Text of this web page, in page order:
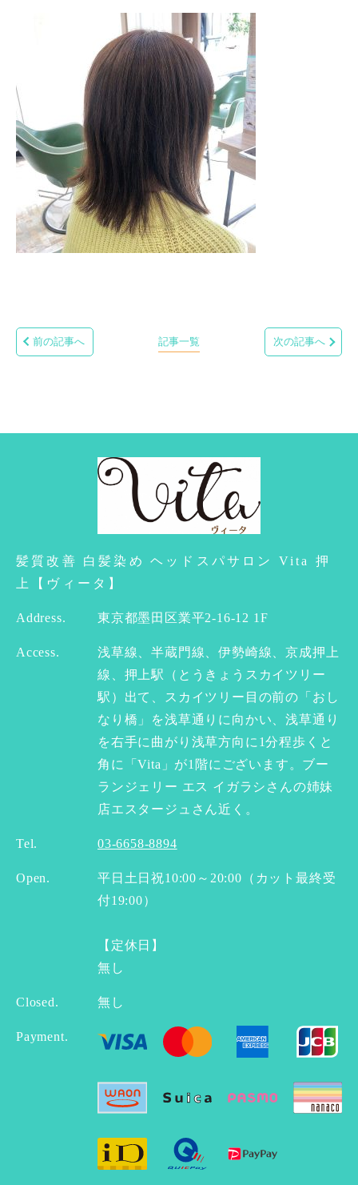
前の記事へ 記事一覧 次の記事へ
髪質改善 白髪染め ヘッドスパサロン Vita 押
上【ヴィータ】
Address. 東京都墨田区業平2-16-12 1F
Access.
浅草線、半蔵門線、伊勢崎線、京成押上
線、押上駅（とうきょうスカイツリー
駅）出て、スカイツリー目の前の「おし
なり橋」を浅草通りに向かい、浅草通り
を右手に曲がり浅草方向に1分程歩くと
角に「Vita」が1階にございます。ブー
ランジェリー エス イガラシさんの姉妹
店エスタージュさん近く。
Tel. 03-6658-8894
Open.
平日土日祝10:00～20:00（カット最終受
付19:00）
【定休日】
無し
Closed. 無し
Payment.